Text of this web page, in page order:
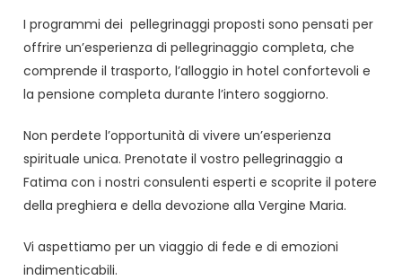
I programmi dei pellegrinaggi proposti sono pensati per
offrire un’esperienza di pellegrinaggio completa, che
comprende il trasporto, l’alloggio in hotel confortevoli e
la pensione completa durante l’intero soggiorno.
Non perdete l’opportunità di vivere un’esperienza
spirituale unica. Prenotate il vostro pellegrinaggio a
Fatima con i nostri consulenti esperti e scoprite il potere
della preghiera e della devozione alla Vergine Maria.
Vi aspettiamo per un viaggio di fede e di emozioni
indimenticabili.